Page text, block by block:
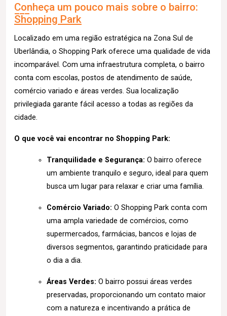
Conheça um pouco mais sobre o bairro:
Shopping Park
Localizado em uma região estratégica na Zona Sul de
Uberlândia, o Shopping Park oferece uma qualidade de vida
incomparável. Com uma infraestrutura completa, o bairro
conta com escolas, postos de atendimento de saúde,
comércio variado e áreas verdes. Sua localização
privilegiada garante fácil acesso a todas as regiões da
cidade.
O que você vai encontrar no Shopping Park:
Tranquilidade e Segurança: O bairro oferece
um ambiente tranquilo e seguro, ideal para quem
busca um lugar para relaxar e criar uma família.
Comércio Variado: O Shopping Park conta com
uma ampla variedade de comércios, como
supermercados, farmácias, bancos e lojas de
diversos segmentos, garantindo praticidade para
o dia a dia.
Áreas Verdes: O bairro possui áreas verdes
preservadas, proporcionando um contato maior
com a natureza e incentivando a prática de